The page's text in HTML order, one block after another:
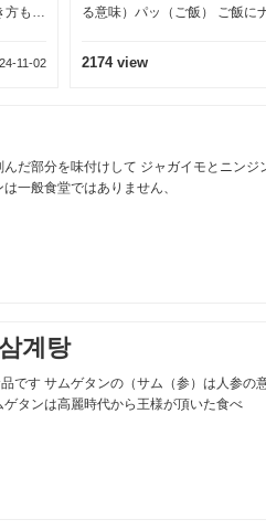
ゾッバルはど
2024-08-11
だ部分を味付けして ジャガイモとニンジ
一般食堂ではありません、
계탕
です サムゲタンの（サム（参）は人参の
タンは高麗時代から王様が頂いた食べ